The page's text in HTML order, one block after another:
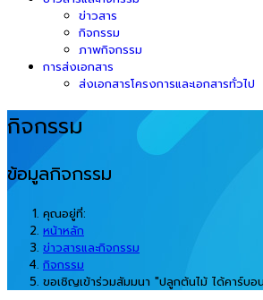
ข่าวสาร
กิจกรรม
ภาพกิจกรรม
การส่งเอกสาร
ส่งเอกสารโครงการและเอกสารทั่วไป
กิจกรรม
ข้อมูลกิจกรรม
คุณอยู่ที่:
หน้าหลัก
ข่าวสารและกิจกรรม
กิจกรรม
ขอเชิญเข้าร่วมสัมมนา "ปลูกต้นไม้ ได้คาร์บ